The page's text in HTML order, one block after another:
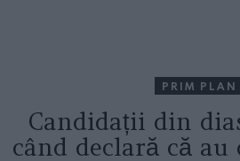
PRIM PLAN
Candidații din
când declară că